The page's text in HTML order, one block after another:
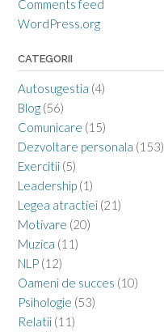
Comments feed
WordPress.org
CATEGORII
Autosugestia (4)
Blog (56)
Comunicare (15)
Dezvoltare personala (153)
Exercitii (5)
Leadership (1)
Legea atractiei (21)
Motivare (20)
Muzica (11)
NLP (12)
Oameni de succes (10)
Psihologie (53)
Relatii (11)